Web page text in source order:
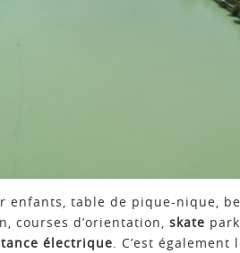
enfants, table de pique-nique,
courses d’orientation, skate park,
électrique . C’est également